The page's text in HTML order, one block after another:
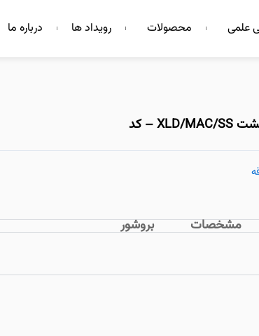
علمی محصولات رویداد ها درباره ما
مشخصات بروشور